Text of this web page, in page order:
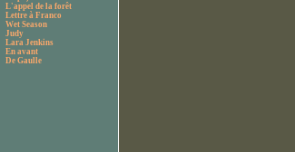
L'appel de la forêt
Lettre à Franco
Wet Season
Judy
Lara Jenkins
En avant
De Gaulle